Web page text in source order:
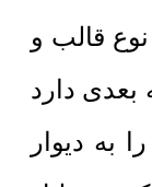
نوع قالب و
دارد
به دیوار